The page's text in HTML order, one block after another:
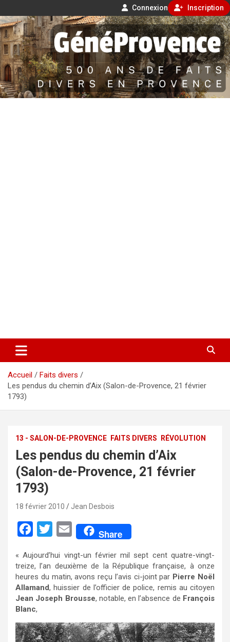
Connexion Inscription
Aller
au
contenu
GénéProvence
500 ans de faits divers en Provence
Accueil
Faits divers
Les pendus du chemin d’Aix (Salon-de-Provence, 21 février
1793)
13 - SALON-DE-PROVENCE FAITS DIVERS RÉVOLUTION
Les pendus du chemin d’Aix
(Salon-de-Provence, 21 février
1793)
18 février 2010 Jean Desbois
c
e
b
o
o
k
i
t
t
e
r
E
a
l
Share
« Aujourd’hui vingt-un février mil sept cent quatre-vingt-
treize, l’an deuxième de la République française, à onze
heures du matin, avons reçu l’avis ci-joint par Pierre Noël
Allamand, huissier de l’officier de police, remis au citoyen
Jean Joseph Brousse, notable, en l’absence de François
Blanc,